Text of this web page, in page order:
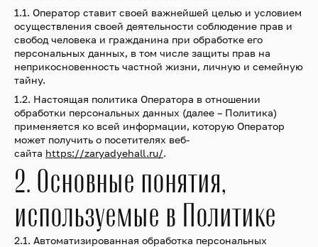
1.1. Оператор ставит своей важнейшей целью и условием
осуществления своей деятельности соблюдение прав и
свобод человека и гражданина при обработке его
персональных данных, в том числе защиты прав на
неприкосновенность частной жизни, личную и семейную
тайну.
1.2. Настоящая политика Оператора в отношении
обработки персональных данных (далее – Политика)
применяется ко всей информации, которую Оператор
может получить о посетителях веб-
сайта https://zaryadyehall.ru/.
2. Основные понятия,
используемые в Политике
2.1. Автоматизированная обработка персональных